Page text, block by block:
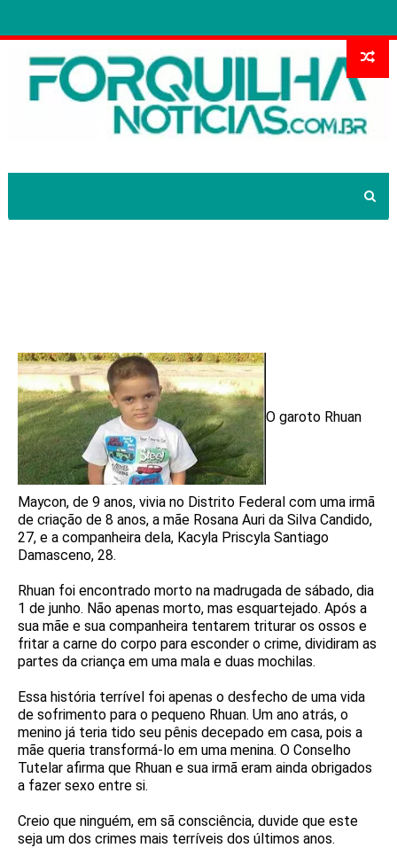
O garoto Rhuan
Maycon, de 9 anos, vivia no Distrito Federal com uma irmã
de criação de 8 anos, a mãe Rosana Auri da Silva Candido,
27, e a companheira dela, Kacyla Priscyla Santiago
Damasceno, 28.
Rhuan foi encontrado morto na madrugada de sábado, dia
1 de junho. Não apenas morto, mas esquartejado. Após a
sua mãe e sua companheira tentarem triturar os ossos e
fritar a carne do corpo para esconder o crime, dividiram as
partes da criança em uma mala e duas mochilas.
Essa história terrível foi apenas o desfecho de uma vida
de sofrimento para o pequeno Rhuan. Um ano atrás, o
menino já teria tido seu pênis decepado em casa, pois a
mãe queria transformá-lo em uma menina. O Conselho
Tutelar afirma que Rhuan e sua irmã eram ainda obrigados
a fazer sexo entre si.
Creio que ninguém, em sã consciência, duvide que este
seja um dos crimes mais terríveis dos últimos anos.